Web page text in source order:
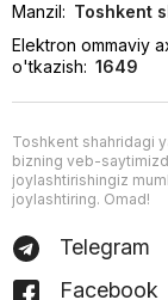
Manzil: Toshkent
Elektron ommaviy
o'tkazish: 1649
Toshkent shahridagi
bizning veb-
joylashtirishingiz
joylashtiring. Omad!
Telegram
Facebook